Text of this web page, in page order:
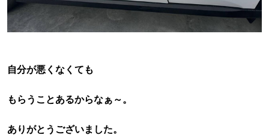
自分が悪くなくても
もらうことあるからなぁ～。
ありがとうございました。